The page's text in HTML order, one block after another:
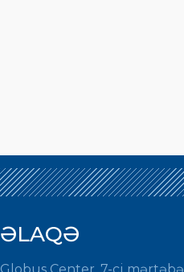
ƏLAQƏ
Globus Center, 7-ci mərtəbə